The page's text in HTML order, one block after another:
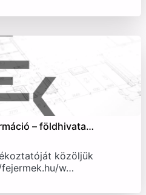
– földhivata…
közöljük
w…